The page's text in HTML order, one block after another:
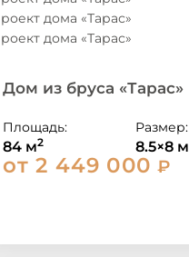
Дом из бруса «Тарас»
Площадь:
84 м2
Размер:
8.5×8 м
от 2 449 000 ₽